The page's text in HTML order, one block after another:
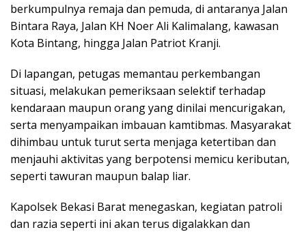
berkumpulnya remaja dan pemuda, di antaranya Jalan
Bintara Raya, Jalan KH Noer Ali Kalimalang, kawasan
Kota Bintang, hingga Jalan Patriot Kranji.
Di lapangan, petugas memantau perkembangan
situasi, melakukan pemeriksaan selektif terhadap
kendaraan maupun orang yang dinilai mencurigakan,
serta menyampaikan imbauan kamtibmas. Masyarakat
dihimbau untuk turut serta menjaga ketertiban dan
menjauhi aktivitas yang berpotensi memicu keributan,
seperti tawuran maupun balap liar.
Kapolsek Bekasi Barat menegaskan, kegiatan patroli
dan razia seperti ini akan terus digalakkan dan